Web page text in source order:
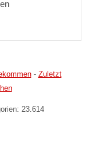
- Zuletzt
23.614